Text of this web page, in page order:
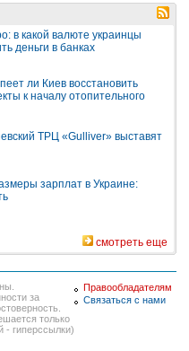
в какой валюте украинцы
деньги в банках
ли Киев восстановить
к началу отопительного
ТРЦ «Gulliver» выставят
зарплат в Украине:
смотреть еще
за
только
- гиперссылки)
Правообладателям
Связаться с нами